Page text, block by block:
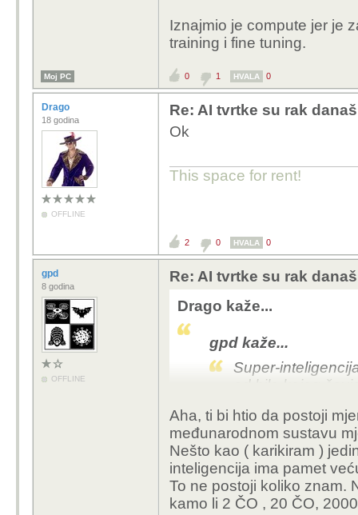
Ono sto mene
kojoj radim, koja je
kompanija, sa
Ali doslovno niko
psihoza...AI,
nesposobni procitati
ljude sa 20tak godina
Dakle, a day late and
Grok 5 biti...". Zato i
očekuje preokret.
Iznajmio je compute jer je
training i fine tuning.
Moj PC 0 1 HVALA 0
Drago
18 godina
OFFLINE
Re: AI tvrtke su rak
Ok
This space for rent!
2 0 HVALA 0
gpd
8 godina
OFFLINE
Re: AI tvrtke su rak
Drago kaže...
gpd kaže...
Super-
od bilo kojeg
To ti je sve filozofsko
lupetanje koje se čini
marketingu koji
test" koji nitko više ne
Aha, ti bi htio da postoji
međunarodnom sustavu
Nešto kao ( karikiram )
inteligencija ima pamet
To ne postoji koliko znam.
kamo li 2 ČO , 20 ČO,